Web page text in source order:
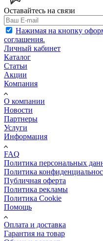
Оставайтесь на связи
Нажимая на кнопку
соглашения.
Личный кабинет
Каталог
Статьи
Акции
Компания
О компании
Новости
Партнеры
Услуги
Информация
FAQ
Политика персональных
Политика
Публичная оферта
Политика рекламы
Политика Cookie
Помощь
Оплата и доставка
Гарантия на товар